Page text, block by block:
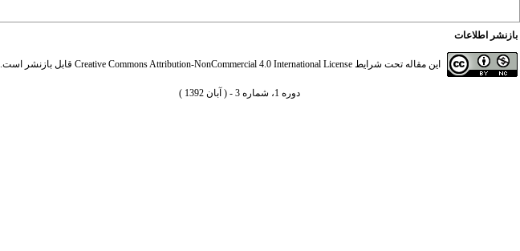
بازنشر اطلاعات
این مقاله تحت شرایط Creative Commons Attribution-NonCommercial 4.0 International License قابل بازنشر است.
دوره 1، شماره 3 - ( آبان 1392 )